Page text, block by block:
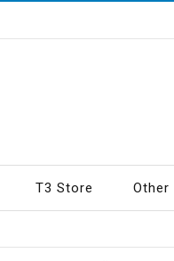
T3 Store Other